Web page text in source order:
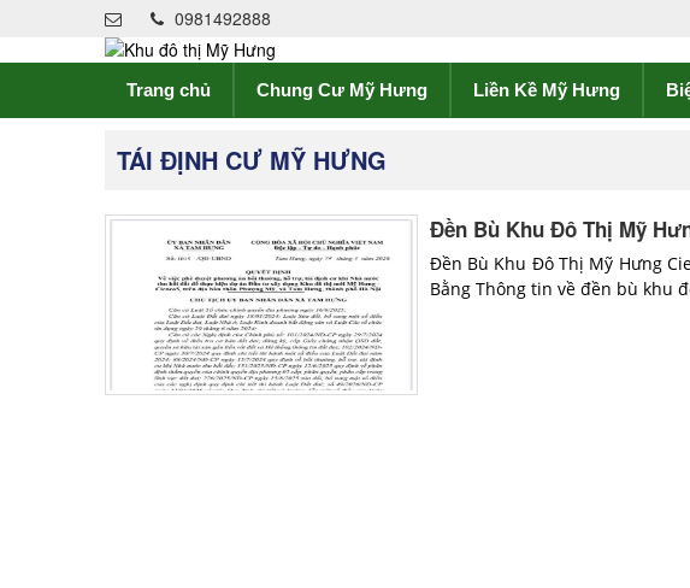
0981492888
Trang chủ Chung Cư Mỹ Hưng Liền Kề Mỹ Hưng
TÁI ĐỊNH CƯ MỸ HƯNG
Đền Bù Khu Đô Thị Mỹ
Đền Bù Khu Đô Thị Mỹ Hưng
Bằng Thông tin về đền bù khu